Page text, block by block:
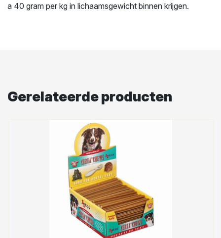
a 40 gram per kg in lichaamsgewicht binnen krijgen.
Gerelateerde producten